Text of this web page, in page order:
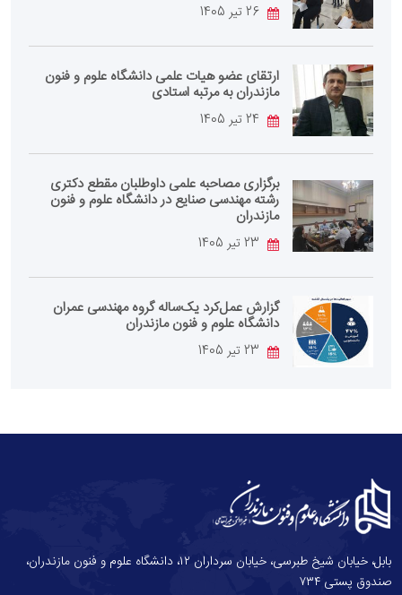
ارتقای عضو هیات علمی دانشگاه علوم و فنون
مازندران به مرتبه استادی
برگزاری مصاحبه علمی داوطلبان مقطع دکتری
رشته مهندسی صنایع در دانشگاه علوم و فنون
مازندران
گزارش عمل‌کرد یک‌ساله گروه مهندسی عمران
دانشگاه علوم و فنون مازندران
بابل، خیابان شیخ طبرسی، خیابان سرداران ۱۲، دانشگاه علوم و فنون مازندران،
صندوق پستی ۷۳۴